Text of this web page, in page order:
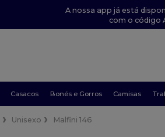
A nossa app já está
com o código
Casacos Bonés e Gorros Camisas
Unisexo Malfini 146